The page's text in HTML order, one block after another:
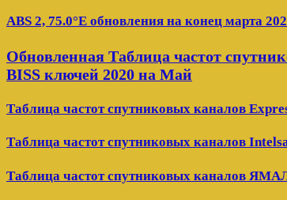
ABS 2, 75.0°E обновления на конец марта
Обновленная Таблица частот
BISS ключей 2020 на Май
Таблица частот спутниковых каналов
Таблица частот спутниковых каналов
Таблица частот спутниковых каналов